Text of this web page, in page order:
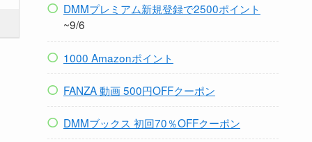
DMMプレミアム新規登録で2500ポイント
~9/6
1000 Amazonポイント
FANZA 動画 500円OFFクーポン
DMMブックス 初回70％OFFクーポン